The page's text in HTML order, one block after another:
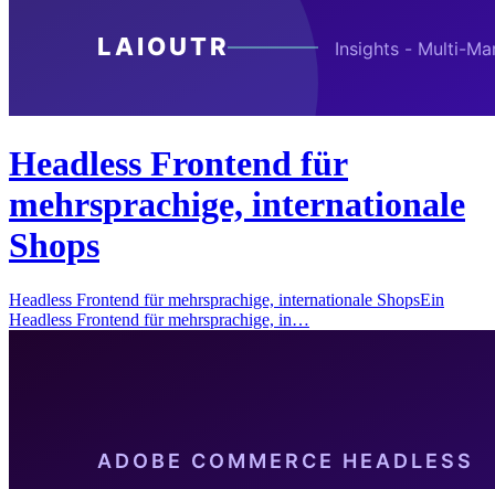
Headless Frontend für
mehrsprachige, internationale
Shops
Headless Frontend für mehrsprachige, internationale ShopsEin
Headless Frontend für mehrsprachige, in…